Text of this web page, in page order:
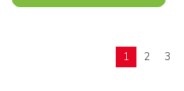
1 2 3